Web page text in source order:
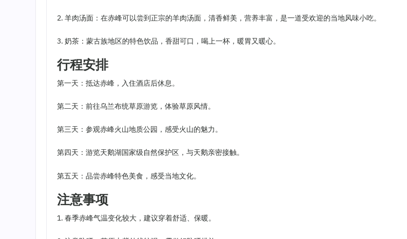
2. 羊肉汤面：在赤峰可以尝到正宗的羊肉汤面，清香鲜美，营养丰富，是一道受欢迎的当地风味小吃。
3. 奶茶：蒙古族地区的特色饮品，香甜可口，喝上一杯，暖胃又暖心。
行程安排
第一天：抵达赤峰，入住酒店后休息。
第二天：前往乌兰布统草原游览，体验草原风情。
第三天：参观赤峰火山地质公园，感受火山的魅力。
第四天：游览天鹅湖国家级自然保护区，与天鹅亲密接触。
第五天：品尝赤峰特色美食，感受当地文化。
注意事项
1. 春季赤峰气温变化较大，建议穿着舒适、保暖。